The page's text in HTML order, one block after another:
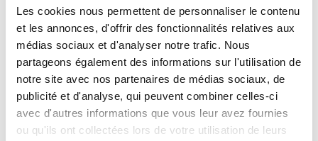
Les cookies nous permettent de personnaliser le contenu
et les annonces, d'offrir des fonctionnalités relatives aux
médias sociaux et d'analyser notre trafic. Nous
partageons également des informations sur l'utilisation de
notre site avec nos partenaires de médias sociaux, de
publicité et d'analyse, qui peuvent combiner celles-ci
avec d'autres informations que vous leur avez fournies
ou qu'ils ont collectées lors de votre utilisation de leurs
ou par station
Listedesstations: